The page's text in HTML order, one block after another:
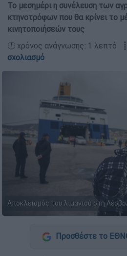
Το μεσημέρι η συνέλευση των
κτηνοτρόφων που θα κρίνει το
κινητοποιήσεών τους
🕛 χρόνος ανάγνωσης: 1
σχολιασμό
Αποκλεισμός του λιμανιού στη
Προσθέστε το